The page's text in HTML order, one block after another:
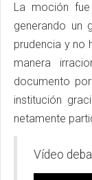
La moción
generando un
prudencia y no
manera
documento
institución
netamente
Vídeo